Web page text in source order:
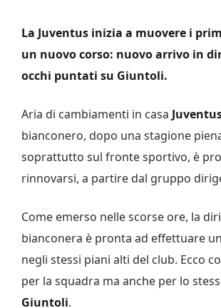
La Juventus inizia a muovere i
un nuovo corso: nuovo arrivo in
occhi puntati su Giuntoli.
Aria di cambiamenti in casa
bianconero, dopo una stagione
soprattutto sul fronte sportivo, è
rinnovarsi, a partire dal gruppo
Come emerso nelle scorse ore, la
bianconera è pronta ad effettuare
negli stessi piani alti del club. Ecco
per la squadra ma anche per lo
Giuntoli.